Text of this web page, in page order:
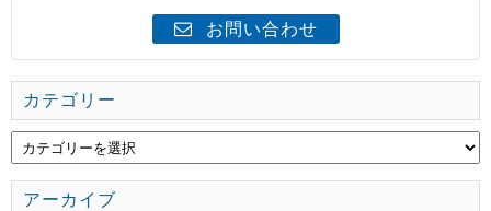
お問い合わせ
カテゴリー
アーカイブ